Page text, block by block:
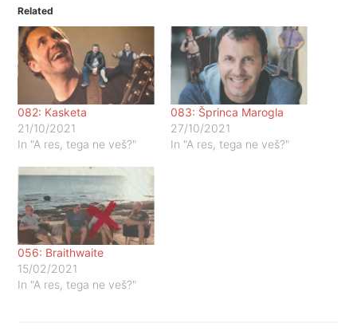
Related
082: Kasketa
21/10/2021
In "A res, tega ne veš?"
083: Šprinca Marogla
27/10/2021
In "A res, tega ne veš?"
056: Braithwaite
15/02/2021
In "A res, tega ne veš?"